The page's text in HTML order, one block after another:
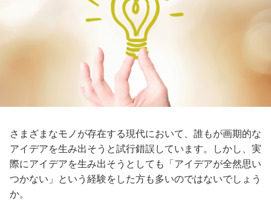
さまざまなモノが存在する現代において、誰もが画期的な
アイデアを生み出そうと試行錯誤しています。しかし、実
際にアイデアを生み出そうとしても「アイデアが全然思い
つかない」という経験をした方も多いのではないでしょう
か。